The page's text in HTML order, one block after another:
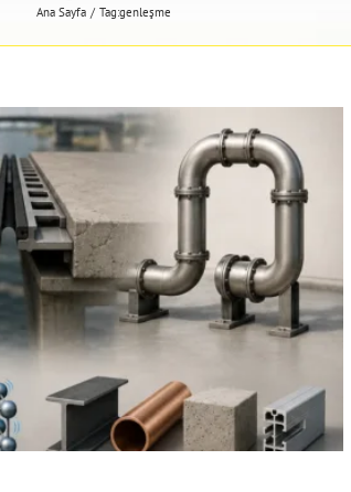
Ana Sayfa Tag:genleşme